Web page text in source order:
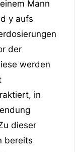
Mann
y aufs
der
werden
in
dieser
bereits